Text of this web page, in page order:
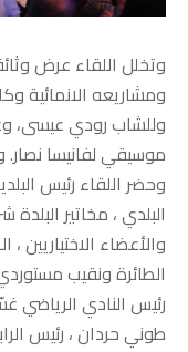
وتخلل اللقاء عرض
ومشاريعه الانمائية
وللشاب رودي عيسى،
موسيقي لفانيسا
وحضر اللقاء رئيس
البلدي ، مخاتير
والأعضاء الاختياريين ،
الطائرة ونقيب
رئيس النادي الرياضي
طوني حردان ، رئيس